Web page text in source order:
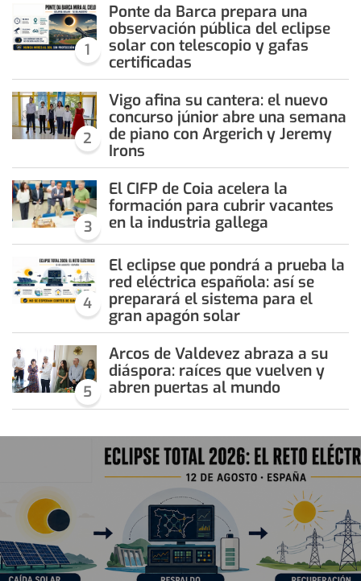
1
Ponte da Barca prepara una
observación pública del eclipse
solar con telescopio y gafas
certificadas
2
Vigo afina su cantera: el nuevo
concurso júnior abre una semana
de piano con Argerich y Jeremy
Irons
3
El CIFP de Coia acelera la
formación para cubrir vacantes
en la industria gallega
4
El eclipse que pondrá a prueba la
red eléctrica española: así se
preparará el sistema para el
gran apagón solar
5
Arcos de Valdevez abraza a su
diáspora: raíces que vuelven y
abren puertas al mundo